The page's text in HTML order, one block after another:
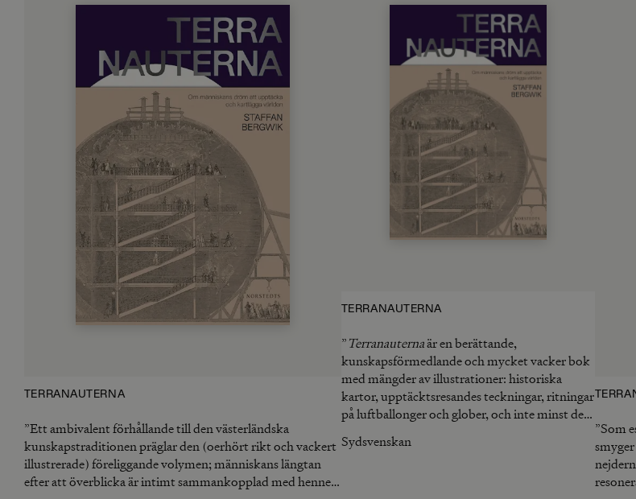
TERRANAUTERNA
”Ett ambivalent förhållande till den västerländska
kunskapstraditionen präglar den (oerhört rikt och vackert
illustrerade) föreliggande volymen; människans längtan
efter att överblicka är intimt sammankopplad med hennes
TERRANAUTERNA
”Terranauternaär en berättande,
kunskapsförmedlande och mycket vacker bok
med mängder av illustrationer: historiska
kartor, upptäcktsresandes teckningar, ritningar
på luftballonger och glober, och inte minst de
numera klassiska fotografierna av vår planet.”
Sydsvenskan
”Som